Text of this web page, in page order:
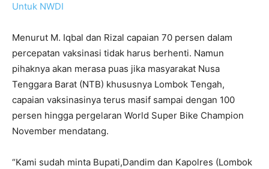
Untuk NWDI
Menurut M. Iqbal dan Rizal capaian 70 persen dalam
percepatan vaksinasi tidak harus berhenti. Namun
pihaknya akan merasa puas jika masyarakat Nusa
Tenggara Barat (NTB) khususnya Lombok Tengah,
capaian vaksinasinya terus masif sampai dengan 100
persen hingga pergelaran World Super Bike Champion
November mendatang.
“Kami sudah minta Bupati,Dandim dan Kapolres (Lombok